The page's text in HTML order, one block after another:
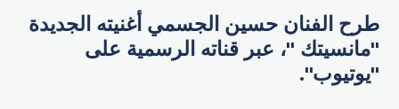
طرح الفنان حسين الجسمي​ أغنيته الجديدة
"​مانسيتك ​"، عبر قناته الرسمية على
"يوتيوب".